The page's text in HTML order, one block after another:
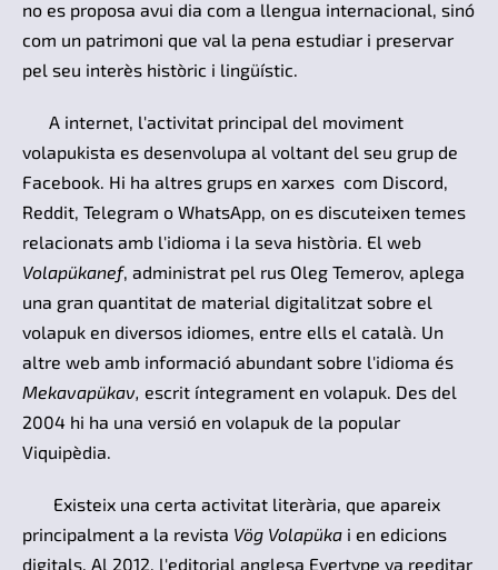
no es proposa avui dia com a llengua internacional, sinó
com un patrimoni que val la pena estudiar i preservar
pel seu interès històric i lingüístic.
A internet, l'activitat principal del moviment
volapukista es desenvolupa al voltant del seu grup de
Facebook. Hi ha altres grups en xarxes com Discord,
Reddit, Telegram o WhatsApp, on es discuteixen temes
relacionats amb l'idioma i la seva història. El web
Volapükanef, administrat pel rus Oleg Temerov, aplega
una gran quantitat de material digitalitzat sobre el
volapuk en diversos idiomes, entre ells el català. Un
altre web amb informació abundant sobre l'idioma és
Mekavapükav, escrit íntegrament en volapuk. Des del
2004 hi ha una versió en volapuk de la popular
Viquipèdia.
Existeix una certa activitat literària, que apareix
principalment a la revista Vög Volapüka i en edicions
digitals. Al 2012, l'editorial anglesa Evertype va reeditar